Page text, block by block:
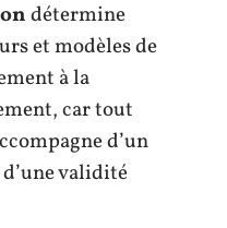
détermine
et modèles de
à la
car tout
d’un
validité